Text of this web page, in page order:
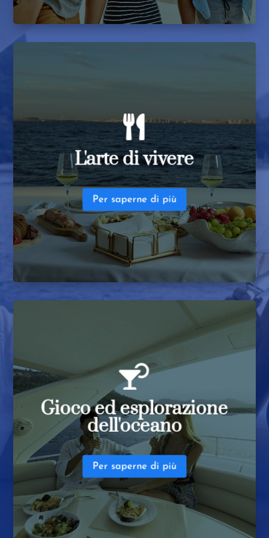

L'arte di vivere
Per saperne di più
L'arte di vivere
Intrattenimento: Ospitare eventi di DJ di livello
mondiale, spettacoli dal vivo, proiezioni
cinematografiche private. Celebrazioni: Eventi
privati su misura per compleanni, anniversari e
pietre miliari, ospitati a bordo o in banchina sotto
le stelle.Arte e cultura: Mostre d'arte curate,
vetrine private e apparizioni di artisti di fama
mondiale.

Gioco ed esplorazione
dell'oceano
Per saperne di più
Gioco ed esplorazione dell'oceano
SeaBob, moto d'acqua,
tavole da paddle, kayak e attrezzatura per lo
snorkeling e le immersioni.
Divertimento in
famiglia:
Traini e gommoni, banana boat,
wakeboard e sci d'acqua.
Esperienze di lusso:
Piscine galleggianti, aliscafi elettrici e tender per
l'inseguimento.
Noleggio ora